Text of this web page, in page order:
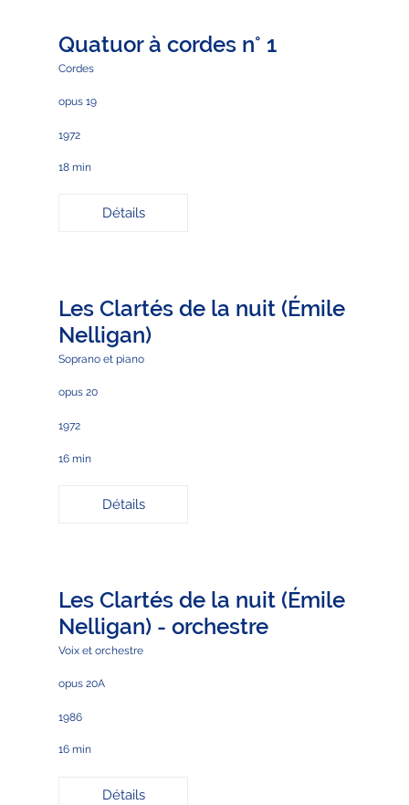
Quatuor à cordes n° 1
Cordes
opus 19
1972
18 min
Détails
Les Clartés de la nuit (Émile
Nelligan)
Soprano et piano
opus 20
1972
16 min
Détails
Les Clartés de la nuit (Émile
Nelligan) - orchestre
Voix et orchestre
opus 20A
1986
16 min
Détails